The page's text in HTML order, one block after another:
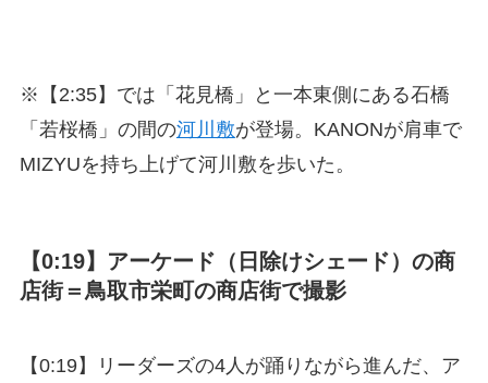
※【2:35】では「花見橋」と一本東側にある石橋
「若桜橋」の間の河川敷が登場。KANONが肩車で
MIZYUを持ち上げて河川敷を歩いた。
【0:19】アーケード（日除けシェード）の商
店街＝鳥取市栄町の商店街で撮影
【0:19】リーダーズの4人が踊りながら進んだ、ア